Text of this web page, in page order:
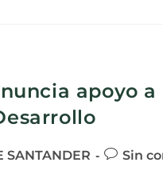
apoyo
SANTANDER Sin